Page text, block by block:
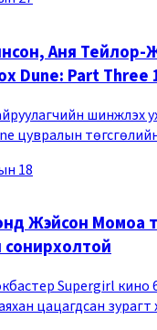
Аня Тейлор-
Dune: Part Three
шинжлэх
цувралын
зүгээс саяхан
18
Жэйсон Момоа
сонирхолтой
Supergirl кино
цацагдсан